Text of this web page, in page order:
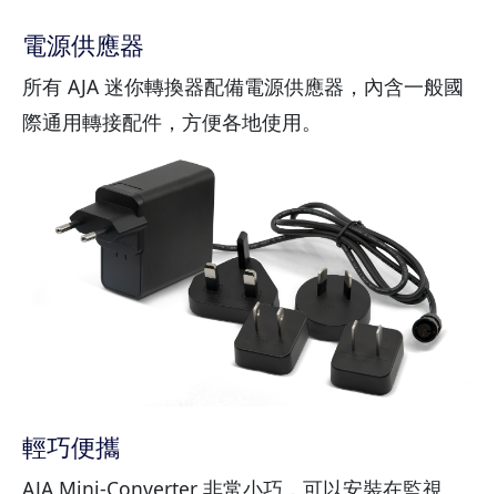
電源供應器
所有 AJA 迷你轉換器配備電源供應器，內含一般國
際通用轉接配件，方便各地使用。
輕巧便攜